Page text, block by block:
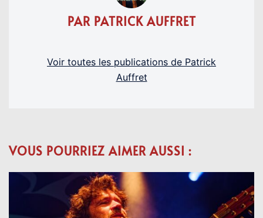
PAR PATRICK AUFFRET
Voir toutes les publications de Patrick
Auffret
VOUS POURRIEZ AIMER AUSSI :